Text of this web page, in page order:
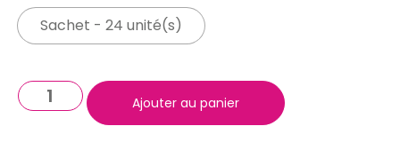
Sachet - 24 unité(s)
Ajouter au panier